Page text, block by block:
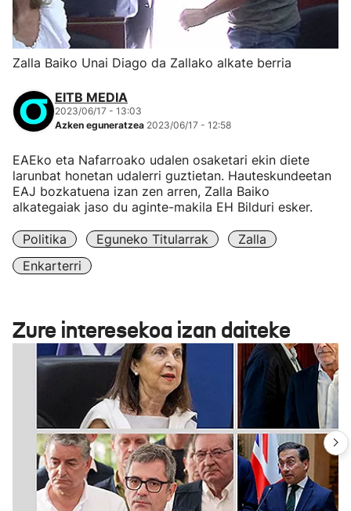
Zalla Baiko Unai Diago da Zallako alkate berria
EITB MEDIA
2023/06/17 - 13:03
Azken eguneratzea 2023/06/17 - 12:58
EAEko eta Nafarroako udalen osaketari ekin diete
larunbat honetan udalerri guztietan. Hauteskundeetan
EAJ bozkatuena izan zen arren, Zalla Baiko
alkategaiak jaso du aginte-makila EH Bilduri esker.
Politika Eguneko Titularrak
Zalla
Enkarterri
Zure interesekoa izan daiteke